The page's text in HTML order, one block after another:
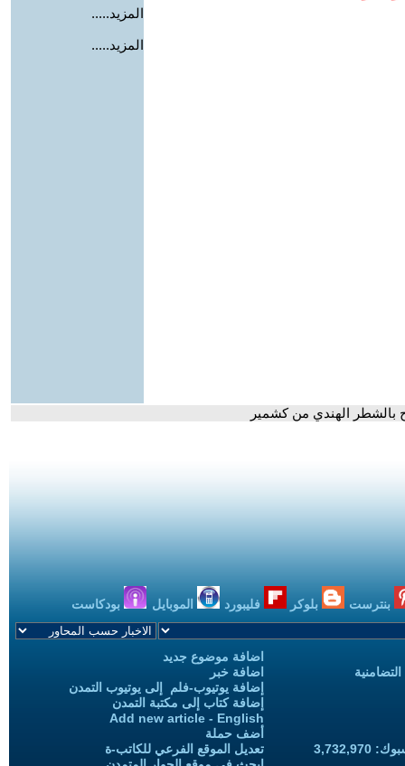
المزيد.....
المزيد.....
بنترست بلوكر فليبورد الموبايل بودكاست
اضافة موضوع جديد
اضافة خبر
إضافة يوتيوب-فلم إلى يوتيوب التمدن
إضافة كتاب إلى مكتبة التمدن
Add new article - English
أضف حملة
تعديل الموقع الفرعي للكاتب-ة